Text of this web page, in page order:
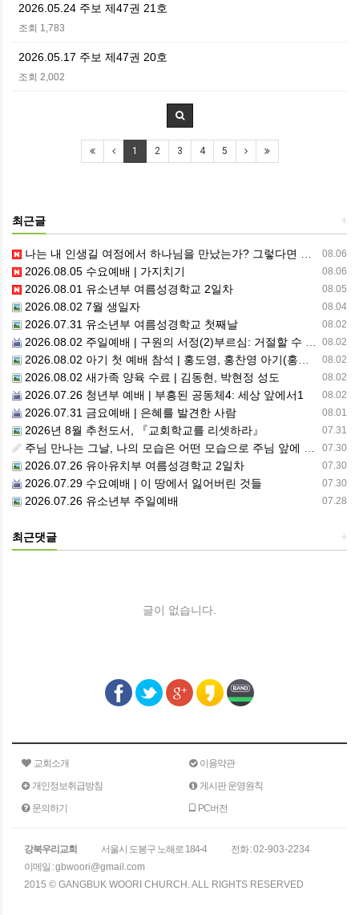
2026.05.24 주보 제47권 21호
조회 1,783
2026.05.17 주보 제47권 20호
조회 2,002
1 2 3 4 5
+
최근글
08.06
나는 내 인생길 여정에서 하나님을 만났는가? 그렇다면 나의 삶은 어떠한가? 자신을 돌아 봅니다.
08.06
2026.08.05 수요예배 | 가지치기
08.05
2026.08.01 유소년부 여름성경학교 2일차
08.04
2026.08.02 7월 생일자
08.02
2026.07.31 유소년부 여름성경학교 첫째날
08.02
2026.08.02 주일예배 | 구원의 서정(2)부르심: 거절할 수 없는 은혜의 시작
08.02
2026.08.02 아기 첫 예배 참석 | 홍도영, 홍찬영 아기(홍석진, 임자현 집사 가정)
08.02
2026.08.02 새가족 양육 수료 | 김동현, 박현정 성도
08.02
2026.07.26 청년부 예배 | 부흥된 공동체4: 세상 앞에서1
08.01
2026.07.31 금요예배 | 은혜를 발견한 사람
07.31
2026년 8월 추천도서, 『교회학교를 리셋하라』
07.30
주님 만나는 그날, 나의 모습은 어떤 모습으로 주님 앞에 서게 될까 ??????
07.30
2026.07.26 유아유치부 여름성경학교 2일차
07.30
2026.07.29 수요예배 | 이 땅에서 잃어버린 것들
07.28
2026.07.26 유소년부 주일예배
+
최근댓글
글이 없습니다.
교회소개
이용약관
개인정보취급방침
게시판 운영원칙
문의하기
PC버전
강북우리교회 서울시 도봉구 노해로 184-4 전화 :02-903-2234
이메일 :gbwoori@gmail.com
2015 © GANGBUK WOORI CHURCH. ALL RIGHTS RESERVED